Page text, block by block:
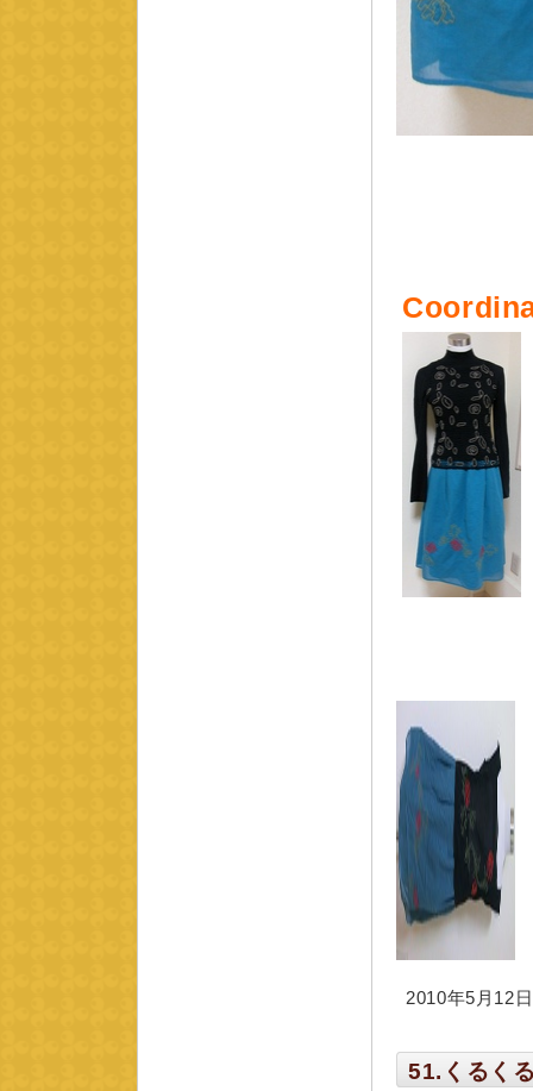
2010年5月12
51.くるく